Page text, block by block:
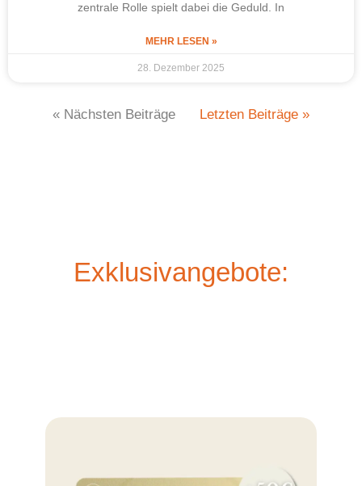
zentrale Rolle spielt dabei die Geduld. In
MEHR LESEN »
28. Dezember 2025
« Nächsten Beiträge Letzten Beiträge »
Exklusivangebote: